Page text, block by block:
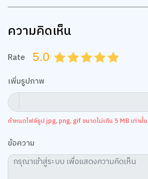
ความคิดเห็น
Rate 5.0 4.5
4.0
3.5
3.0
2.5
2.0
1.5
1.0
0.5
เพิ่มรูปภาพ
กำหนดไฟล์รูป jpg, png, gif ขนาดไม่เกิน 5 MB เท่านั้น
ข้อความ